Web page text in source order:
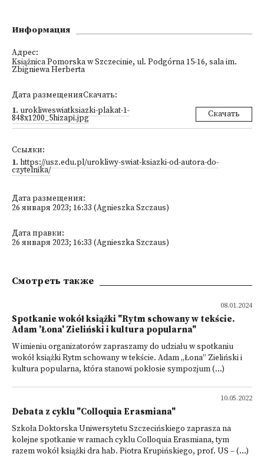
Информация
Адрес:
Książnica Pomorska w Szczecinie, ul. Podgórna 15-16, sala im.
Zbigniewa Herberta
Дата размещенияСкачать:
1. urokliweswiatksiazki-plakat-1-
848x1200_5hizapi.jpg Скачать
Ссылки:
1. https://usz.edu.pl/urokliwy-swiat-ksiazki-od-autora-do-
czytelnika/
Дата размещения:
26 января 2023; 16:33 (Agnieszka Szczaus)
Дата правки:
26 января 2023; 16:33 (Agnieszka Szczaus)
Смотреть также
08.01.2024
Spotkanie wokół książki "Rytm schowany w tekście.
Adam 'Łona' Zieliński i kultura popularna"
W imieniu organizatorów zapraszamy do udziału w spotkaniu
wokół książki Rytm schowany w tekście. Adam „Łona” Zieliński i
kultura popularna, która stanowi pokłosie sympozjum (...)
10.05.2022
Debata z cyklu "Colloquia Erasmiana"
Szkoła Doktorska Uniwersytetu Szczecińskiego zaprasza na
kolejne spotkanie w ramach cyklu Colloquia Erasmiana, tym
razem wokół książki dra hab. Piotra Krupińskiego, prof. US – (...)